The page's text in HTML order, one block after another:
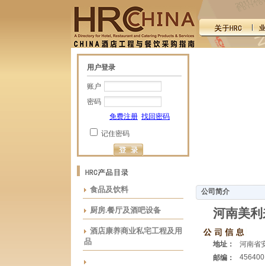
用户登录
账户
密码
免费注册 找回密码
记住密码
食品及饮料
厨房.餐厅及酒吧设备
酒店康养商业私宅工程及用
品
公司简介
河南美
地址：
河南省
邮编：
456400